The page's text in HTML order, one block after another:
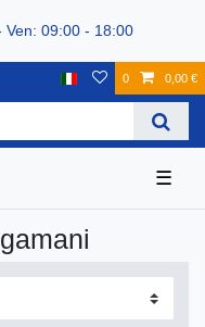
09:00 - 18:00
0 0,00 €
☰